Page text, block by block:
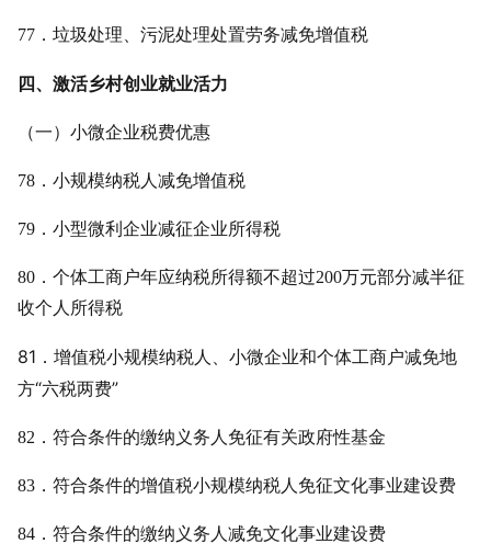
77．垃圾处理、污泥处理处置劳务减免增值税
四、激活乡村创业就业活力
（一）小微企业税费优惠
78．小规模纳税人减免增值税
79．小型微利企业减征企业所得税
80．个体工商户年应纳税所得额不超过200万元部分减半征
收个人所得税
81．增值税小规模纳税人、小微企业和个体工商户减免地
方“六税两费”
82．符合条件的缴纳义务人免征有关政府性基金
83．符合条件的增值税小规模纳税人免征文化事业建设费
84．符合条件的缴纳义务人减免文化事业建设费